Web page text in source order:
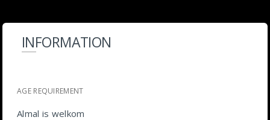
INFORMATION
AGE REQUIREMENT
Almal is welkom